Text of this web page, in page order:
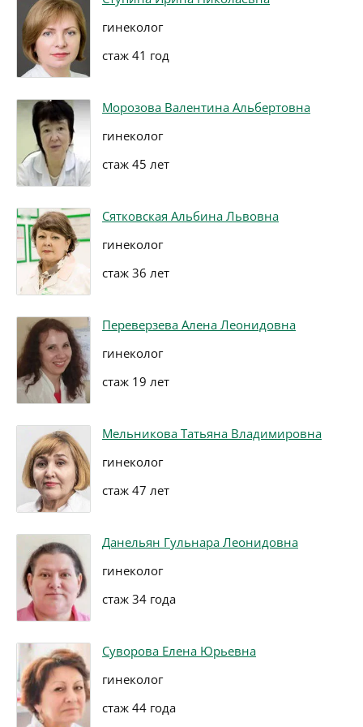
гинеколог
стаж 41 год
Морозова Валентина Альбертовна
гинеколог
стаж 45 лет
Сятковская Альбина Львовна
гинеколог
стаж 36 лет
Переверзева Алена Леонидовна
гинеколог
стаж 19 лет
Мельникова Татьяна Владимировна
гинеколог
стаж 47 лет
Данельян Гульнара Леонидовна
гинеколог
стаж 34 года
Суворова Елена Юрьевна
гинеколог
стаж 44 года